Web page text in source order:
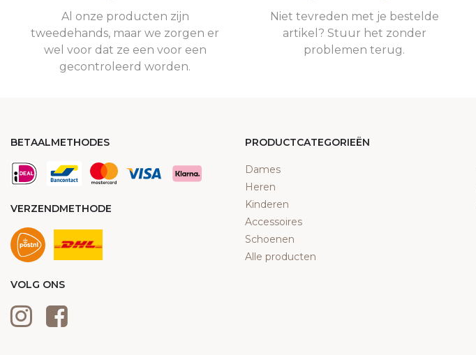
Al onze producten zijn
tweedehands, maar we zorgen er
wel voor dat ze een voor een
gecontroleerd worden.
Niet tevreden met je bestelde
artikel? Stuur het zonder
problemen terug.
BETAALMETHODES
VERZENDMETHODE
VOLG ONS
PRODUCTCATEGORIEËN
Dames
Heren
Kinderen
Accessoires
Schoenen
Alle producten